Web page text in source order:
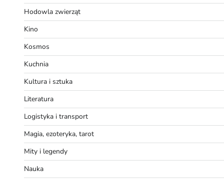
Hodowla zwierząt
Kino
Kosmos
Kuchnia
Kultura i sztuka
Literatura
Logistyka i transport
Magia, ezoteryka, tarot
Mity i legendy
Nauka